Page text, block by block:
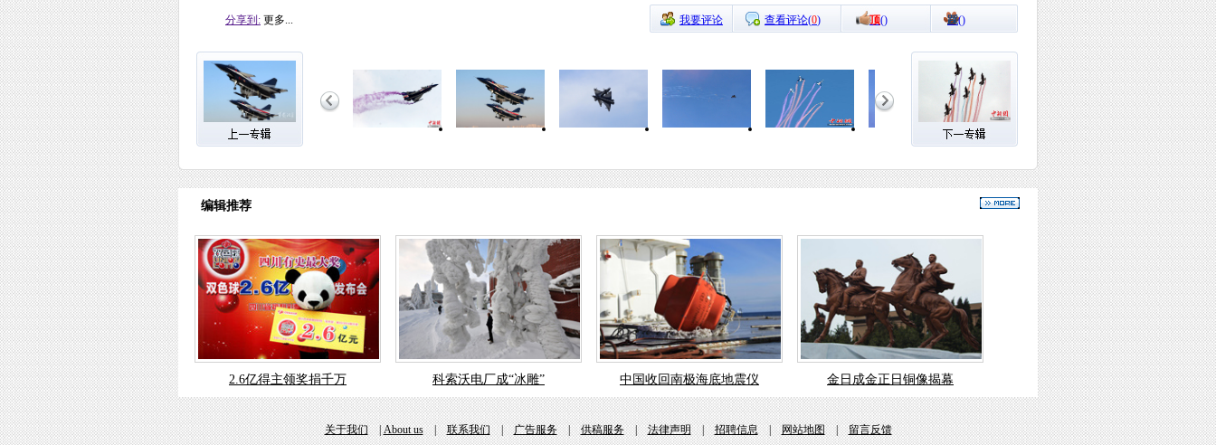
分享到: 更多... 我要评论 查看评论(0) 顶() 踩()
编辑推荐
2.6亿得主领奖捐千万 科索沃电厂成“冰雕” 中国收回南极海底地震仪 金日成金正日铜像揭幕
关于我们|About us|联系我们|广告服务|供稿服务|法律声明|招聘信息|网站地图|留言反馈